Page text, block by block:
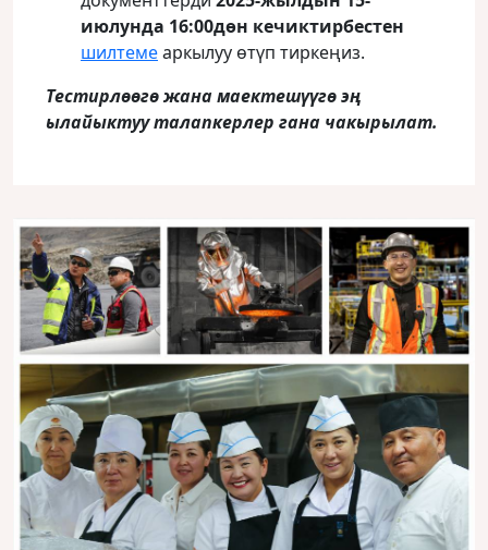
июлунда 16:00дөн кечиктирбестен
шилтемеаркылуу өтүп тиркеңиз.
Тестирлөөгө жана маектешүүгө эң
ылайыктуу талапкерлер гана чакырылат.